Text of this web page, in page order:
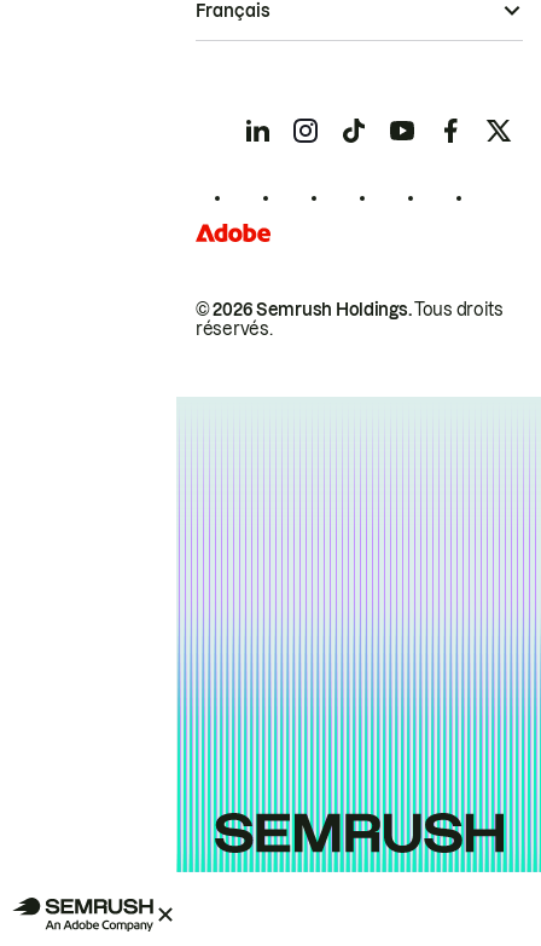
© 2026 Semrush Holdings.Tous droits
réservés.
Français